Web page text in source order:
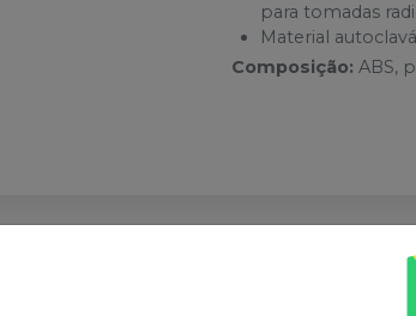
para tomadas
Material
Composição:ABS,
gostar desses